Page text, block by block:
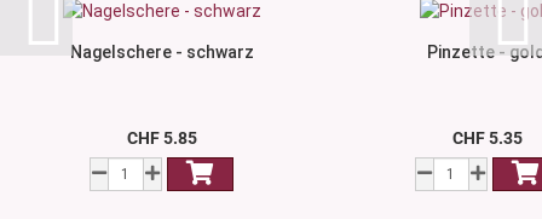
Nagelschere - schwarz
CHF 5.85
Pinzette -
CHF 5.35